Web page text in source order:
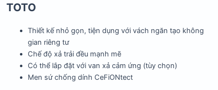
TOTO
Thiết kế nhỏ gọn, tiện dụng với vách ngăn tạo không
gian riêng tư
Chế độ xả trải đều mạnh mẽ
Có thể lắp đặt với van xả cảm ứng (tùy chọn)
Men sứ chống dính CeFiONtect